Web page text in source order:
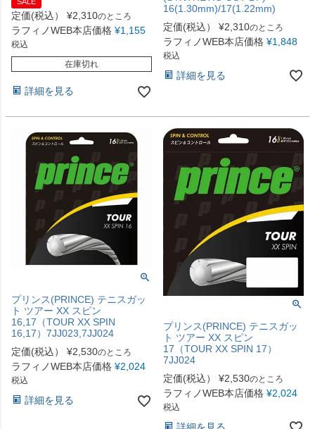
定価(税込） ¥2,310のところ
ラフィノWEB本店価格 ¥1,155
税込
在庫切れ
詳細を見る
16(1.30mm)/17(1.22mm)
定価(税込）
¥2,310のところ
ラフィノWEB本店価格 ¥1,848
税込
詳細を見る
プリンス(PRINCE) テニスガッ
ト ツアー XX スピン
16,17（TOUR XX SPIN
16,17）7JJ023,7JJ024
定価(税込）
¥2,530のところ
ラフィノWEB本店価格 ¥2,024
税込
詳細を見る
プリンス(PRINCE) テニスガッ
ト ツアー XX スピン
17（TOUR XX SPIN 17）
7JJ024
定価(税込）
¥2,530のところ
ラフィノWEB本店価格 ¥2,024
税込
詳細を見る